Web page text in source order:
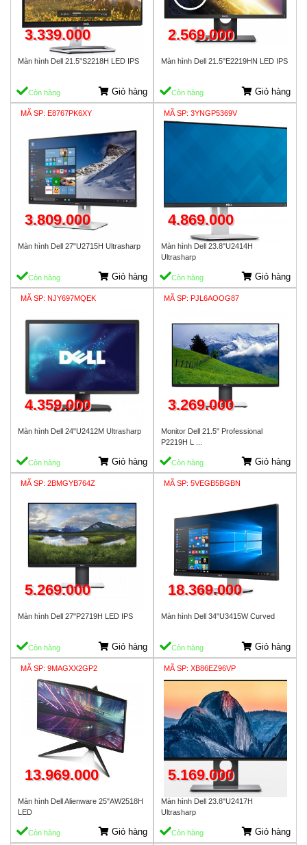
3.339.000
Màn hình Dell 21.5"S2218H LED IPS
Còn hàng Giỏ hàng
2.569.000
Màn hình Dell 21.5"E2219HN LED IPS
Còn hàng Giỏ hàng
MÃ SP: E8767PK6XY
3.809.000
Màn hình Dell 27"U2715H Ultrasharp
Còn hàng Giỏ hàng
MÃ SP: 3YNGP5369V
4.869.000
Màn hình Dell 23.8"U2414H
Ultrasharp
Còn hàng Giỏ hàng
MÃ SP: NJY697MQEK
4.359.000
Màn hình Dell 24"U2412M Ultrasharp
Còn hàng Giỏ hàng
MÃ SP: PJL6AOOG87
3.269.000
Monitor Dell 21.5" Professional
P2219H L ...
Còn hàng Giỏ hàng
MÃ SP: 2BMGYB764Z
5.269.000
Màn hình Dell 27"P2719H LED IPS
Còn hàng Giỏ hàng
MÃ SP: 5VEGB5BGBN
18.369.000
Màn hình Dell 34"U3415W Curved
Còn hàng Giỏ hàng
MÃ SP: 9MAGXX2GP2
13.969.000
Màn hình Dell Alienware 25"AW2518H
LED
Còn hàng Giỏ hàng
MÃ SP: XB86EZ96VP
5.169.000
Màn hình Dell 23.8"U2417H
Ultrasharp
Còn hàng Giỏ hàng